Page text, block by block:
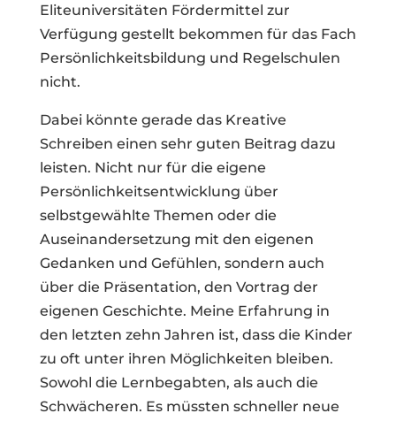
Eliteuniversitäten Fördermittel zur
Verfügung gestellt bekommen für das Fach
Persönlichkeitsbildung und Regelschulen
nicht.
Dabei könnte gerade das Kreative
Schreiben einen sehr guten Beitrag dazu
leisten. Nicht nur für die eigene
Persönlichkeitsentwicklung über
selbstgewählte Themen oder die
Auseinandersetzung mit den eigenen
Gedanken und Gefühlen, sondern auch
über die Präsentation, den Vortrag der
eigenen Geschichte. Meine Erfahrung in
den letzten zehn Jahren ist, dass die Kinder
zu oft unter ihren Möglichkeiten bleiben.
Sowohl die Lernbegabten, als auch die
Schwächeren. Es müssten schneller neue